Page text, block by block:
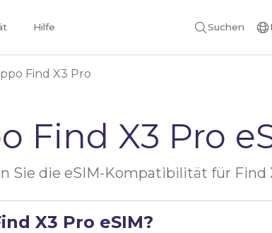
Hilfe Suchen
Find X3 Pro
Find X3 Pro
Sie die eSIM-Kompatibilität für Find
X3 Pro eSIM?